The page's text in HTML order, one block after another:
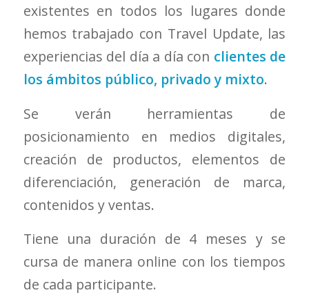
existentes en todos los lugares donde
hemos trabajado con Travel Update, las
experiencias del día a día con clientes de
los ámbitos público, privado y mixto.
Se verán herramientas de
posicionamiento en medios digitales,
creación de productos, elementos de
diferenciación, generación de marca,
contenidos y ventas.
Tiene una duración de 4 meses y se
cursa de manera online con los tiempos
de cada participante.